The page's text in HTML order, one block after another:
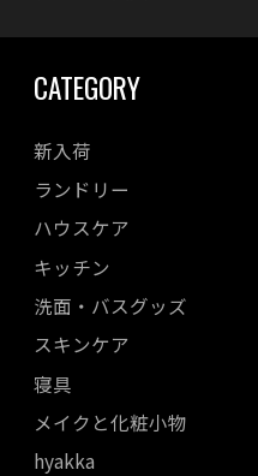
CATEGORY
新入荷
ランドリー
ハウスケア
キッチン
洗面・バスグッズ
スキンケア
寝具
メイクと化粧小物
hyakka